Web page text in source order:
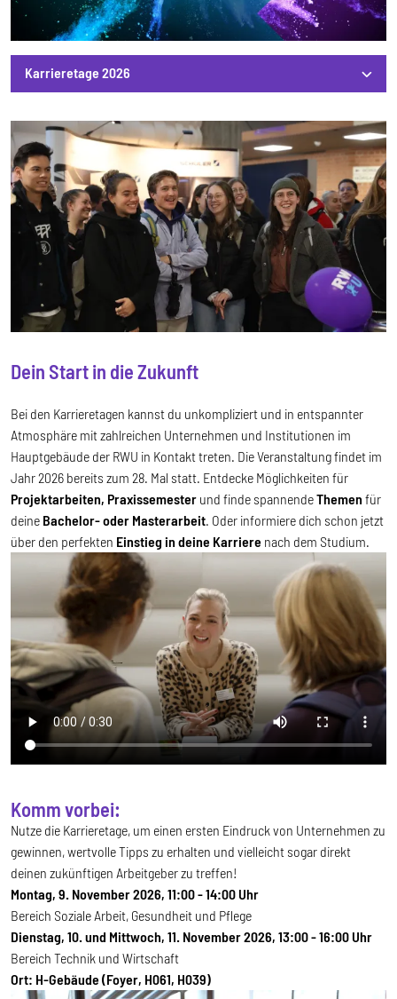
Karrieretage 2026
Dein Start in die Zukunft
Bei den Karrieretagen kannst du unkompliziert und in entspannter
Atmosphäre mitzahlreichen Unternehmen und Institutionen im
Hauptgebäude der RWU in Kontakt treten. Die Veranstaltung findet im
Jahr 2026 bereits zum 28. Mal statt. Entdecke Möglichkeiten für
Projektarbeiten, Praxissemester und finde spannendeThemen für
deine Bachelor- oder Masterarbeit. Oder informiere dich schon jetzt
über den perfekten Einstieg in deine Karriere nach dem Studium.
Komm vorbei:
Nutze die Karrieretage, um einen ersten Eindruck von Unternehmen zu
gewinnen, wertvolle Tipps zu erhalten und vielleicht sogar direkt
deinen zukünftigen Arbeitgeber zu treffen!
Montag, 9. November 2026, 11:00 - 14:00 Uhr
Bereich Soziale Arbeit, Gesundheit und Pflege
Dienstag, 10. und Mittwoch, 11. November 2026, 13:00 - 16:00 Uhr
Bereich Technik und Wirtschaft
Ort: H-Gebäude (Foyer, H061, H039)